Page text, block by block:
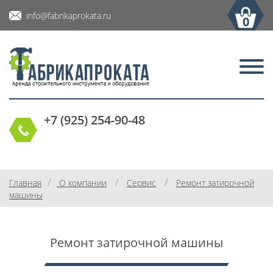
info@fabrikaprokata.ru 0
+7 (925) 254-90-48
Главная / О компании / Сервис /
Ремонт затирочной
машины
Ремонт затирочной машины